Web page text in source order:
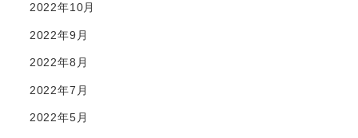
2022年10月
2022年9月
2022年8月
2022年7月
2022年5月